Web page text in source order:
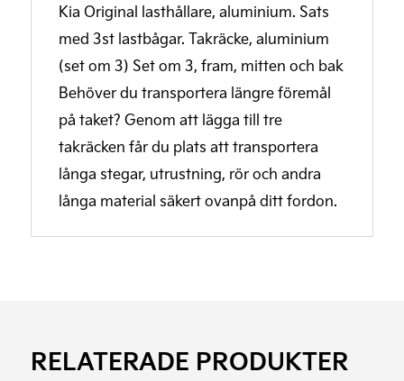
Kia Original lasthållare, aluminium. Sats
med 3st lastbågar. Takräcke, aluminium
(set om 3) Set om 3, fram, mitten och bak
Behöver du transportera längre föremål
på taket? Genom att lägga till tre
takräcken får du plats att transportera
långa stegar, utrustning, rör och andra
långa material säkert ovanpå ditt fordon.
RELATERADE PRODUKTER